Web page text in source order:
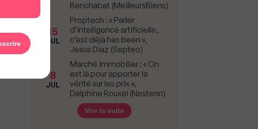
Benchabat (MeilleursBiens)
15
JUL
Proptech : « Parler
d’intelligence artificielle,
c’est déjà has been »,
Jesus Diaz (Septeo)
8
JUL
Marché immobilier : « On
est là pour apporter la
vérité sur les prix »,
Delphine Rouxel (Nestenn)
Voir la suite